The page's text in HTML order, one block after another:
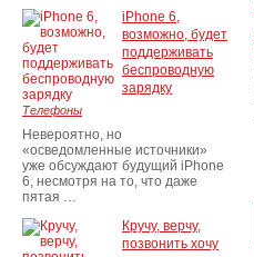
iPhone 6,
возможно, будет
поддерживать
беспроводную
зарядку
Телефоны
Невероятно, но
«осведомленные источники»
уже обсуждают будущий iPhone
6, несмотря на то, что даже
пятая …
Кручу, верчу,
позвонить хочу